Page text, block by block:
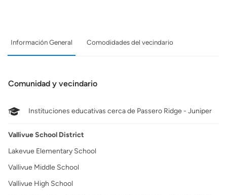
Información General Comodidades del vecindario
Comunidad y vecindario
Instituciones educativas cerca de Passero Ridge - Juniper
Vallivue School District
Lakevue Elementary School
Vallivue Middle School
Vallivue High School